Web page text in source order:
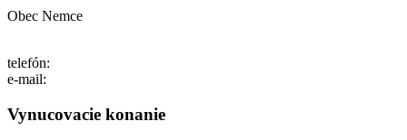
Obec Nemce
telefón:
e-mail:
Vynucovacie konanie